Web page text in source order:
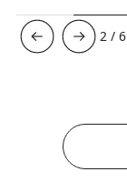
3 /6